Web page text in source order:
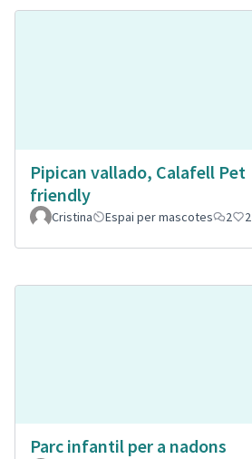
Pipican vallado, Calafell Pet
friendly
Cristina
Espai per mascotes 2 2
Parc infantil per a nadons